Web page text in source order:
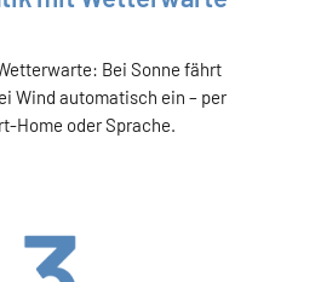
Bei Sonne fährt
Wind automatisch ein – per
Home oder Sprache.